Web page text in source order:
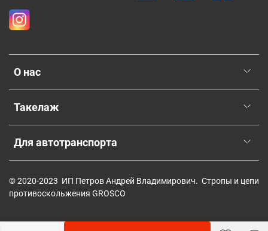
О нас
Такелаж
Для автотранспорта
© 2020-2023 ИП Петров Андрей Владимирович. Стропы и цепи
противоскольжения GROSCO